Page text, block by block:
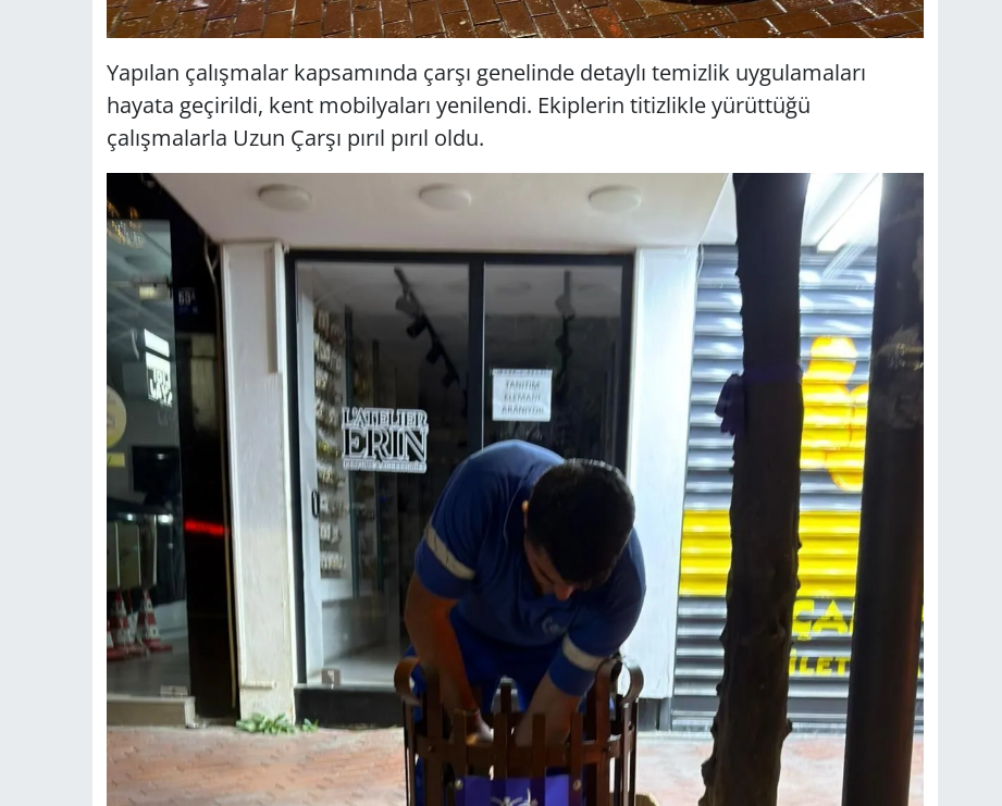
Yapılan çalışmalar kapsamında çarşı genelinde detaylı temizlik uygulamaları
hayata geçirildi, kent mobilyaları yenilendi. Ekiplerin titizlikle yürüttüğü
çalışmalarla Uzun Çarşı pırıl pırıl oldu.